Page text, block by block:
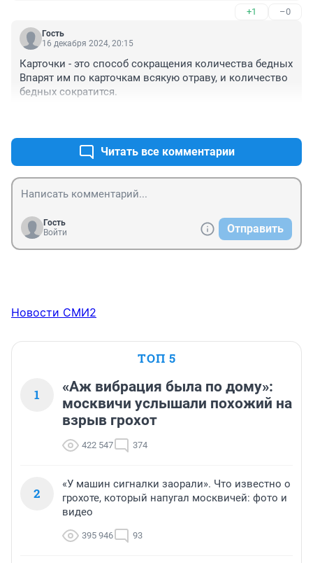
+1 –0
Гость
16 декабря 2024, 20:15
Карточки - это способ сокращения количества бедных
Впарят им по карточкам всякую отраву, и количество
бедных сократится.
Читать все комментарии
Гость
Войти
Отправить
Новости СМИ2
ТОП 5
1
«Аж вибрация была по дому»:
москвичи услышали похожий на
взрыв грохот
422 547 374
2
«У машин сигналки заорали». Что известно о
грохоте, который напугал москвичей: фото и
видео
395 946 93